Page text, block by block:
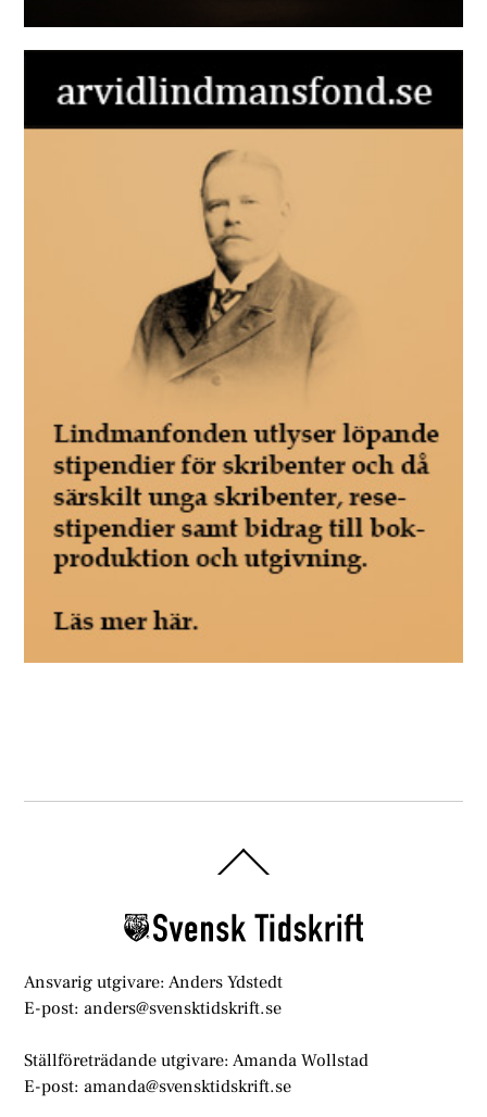
To
Ansvarig utgivare: Anders Ydstedt
E-post: anders@svensktidskrift.se
Ställföreträdande utgivare: Amanda Wollstad
E-post: amanda@svensktidskrift.se